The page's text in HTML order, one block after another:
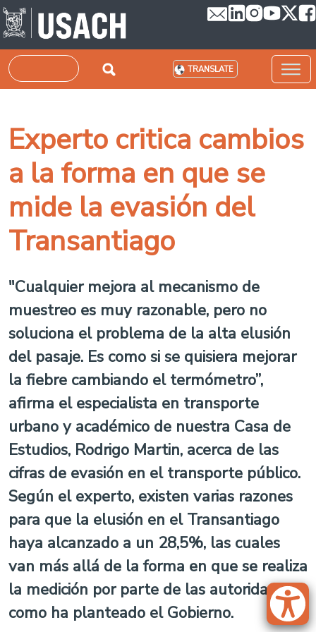
Skip to main content
Search TRANSLATE
Experto critica cambios
a la forma en que se
mide la evasión del
Transantiago
"Cualquier mejora al mecanismo de
muestreo es muy razonable, pero no
soluciona el problema de la alta elusión
del pasaje. Es como si se quisiera mejorar
la fiebre cambiando el termómetro”,
afirma el especialista en transporte
urbano y académico de nuestra Casa de
Estudios, Rodrigo Martin, acerca de las
cifras de evasión en el transporte público.
Según el experto, existen varias razones
para que la elusión en el Transantiago
haya alcanzado a un 28,5%, las cuales
van más allá de la forma en que se realiza
la medición por parte de las autoridades,
como ha planteado el Gobierno.